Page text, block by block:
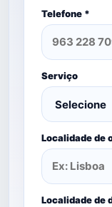
Telefone *
Serviço
Localidade de
Localidade de